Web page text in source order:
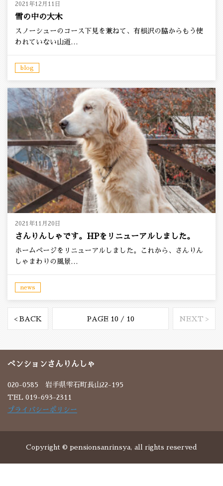
2021年12月11日
雪の中の大木
スノーシューのコース下見を兼ねて、有根沢の脇からもう使
われていない山道…
blog
2021年11月20日
さんりんしゃです。HPをリニューアルしました。
ホームページをリニューアルしました。これから、さんりん
しゃまわりの風景…
news
< BACK PAGE 10 / 10 NEXT >
ペンションさんりんしゃ
020-0585 岩手県雫石町長山22-195
TEL 019-693-2311
プライバシーポリシー
Copyright © pensionsanrinsya, all rights reserved